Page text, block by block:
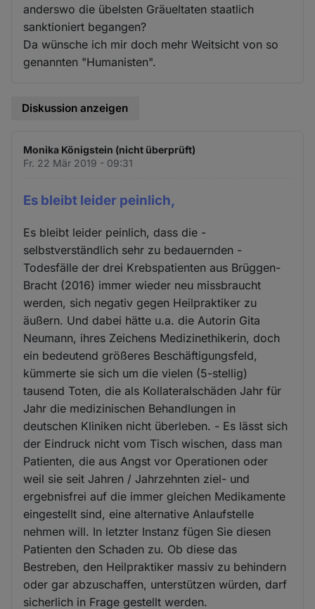
anderswo die übelsten Gräueltaten staatlich
sanktioniert begangen?
Da wünsche ich mir doch mehr Weitsicht von so
genannten "Humanisten".
Diskussion anzeigen
Monika Königstein (nicht überprüft)
Fr. 22 Mär 2019 - 09:31
Es bleibt leider peinlich,
Es bleibt leider peinlich, dass die -
selbstverständlich sehr zu bedauernden -
Todesfälle der drei Krebspatienten aus Brüggen-
Bracht (2016) immer wieder neu missbraucht
werden, sich negativ gegen Heilpraktiker zu
äußern. Und dabei hätte u.a. die Autorin Gita
Neumann, ihres Zeichens Medizinethikerin, doch
ein bedeutend größeres Beschäftigungsfeld,
kümmerte sie sich um die vielen (5-stellig)
tausend Toten, die als Kollateralschäden Jahr für
Jahr die medizinischen Behandlungen in
deutschen Kliniken nicht überleben. - Es lässt sich
der Eindruck nicht vom Tisch wischen, dass man
Patienten, die aus Angst vor Operationen oder
weil sie seit Jahren / Jahrzehnten ziel- und
ergebnisfrei auf die immer gleichen Medikamente
eingestellt sind, eine alternative Anlaufstelle
nehmen will. In letzter Instanz fügen Sie diesen
Patienten den Schaden zu. Ob diese das
Bestreben, den Heilpraktiker massiv zu behindern
oder gar abzuschaffen, unterstützen würden, darf
sicherlich in Frage gestellt werden.